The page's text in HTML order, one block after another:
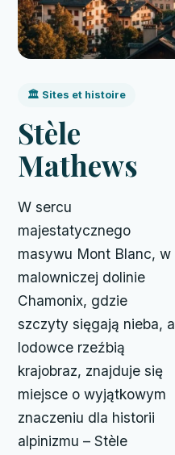
🏛️ Sites et histoire
Stèle
Mathews
W sercu
majestatycznego
masywu Mont Blanc, w
malowniczej dolinie
Chamonix, gdzie
szczyty sięgają nieba, a
lodowce rzeźbią
krajobraz, znajduje się
miejsce o wyjątkowym
znaczeniu dla historii
alpinizmu – Stèle